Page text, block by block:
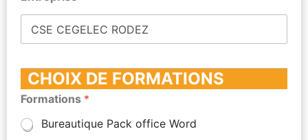
CHOIX DE FORMATIONS
Formations *
Bureautique Pack office Word